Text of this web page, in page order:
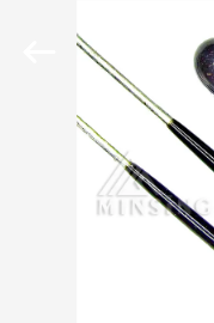
ДОМ
ПРОДУКТЫ